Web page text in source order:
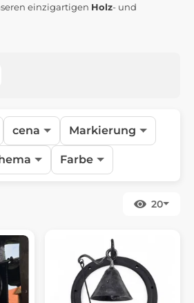
einzigartigen Holz- und
cena Markierung
Farbe
20